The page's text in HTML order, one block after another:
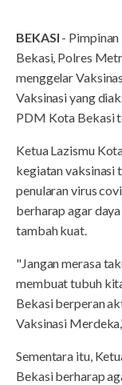
BEKASI -
Bekasi, Polres
menggelar
Vaksinasi yang
PDM Kota Bekasi
Ketua Lazismu
kegiatan vaksinasi
penularan virus
berharap agar
tambah kuat.
"Jangan merasa
membuat tubuh
Bekasi berperan
Vaksinasi
Sementara itu,
Bekasi berharap